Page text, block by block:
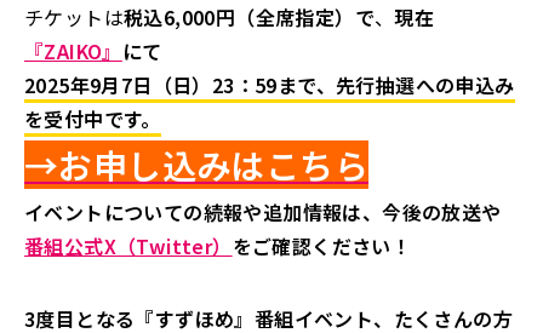
チケットは税込6,000円（全席指定）で、現在
『ZAIKO』 にて
2025年9月7日（日）23：59まで、先行抽選への申込み
を受付中です。
→お申し込みはこち ら
イベントについての続報や追加情報は、今後の放送や
番組公式X（Twitter） をご確認ください！
3度目となる『すずほめ』番組イベント、たくさんの方